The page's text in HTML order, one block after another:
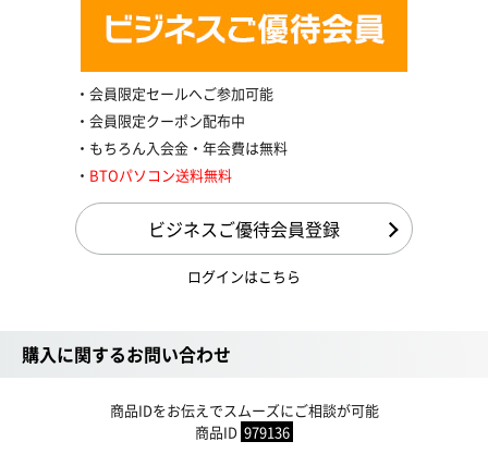
会員限定セールへご参加可能
会員限定クーポン配布中
もちろん入会金・年会費は無料
BTOパソコン送料無料
ビジネスご優待会員登録
ログインはこちら
購入に関するお問い合わせ
商品IDをお伝えでスムーズにご相談が可能
商品ID 979136